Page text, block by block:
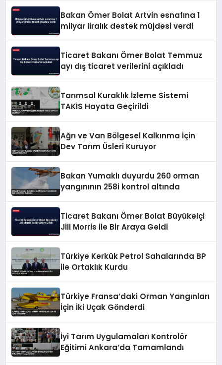
Bakan Ömer Bolat Artvin esnafına 1
milyar liralık destek müjdesi verdi
Ticaret Bakanı Ömer Bolat Temmuz
ayı dış ticaret verilerini açıkladı
Tarımsal Kuraklık İzleme Sistemi
TAKİS Hayata Geçirildi
Ağrı ve Van Bölgesel Kalkınma İçin
Dev Tarım Üsleri Kuruyor
Bakan Yumaklı duyurdu 260 orman
yangınının 258i kontrol altında
Ticaret Bakanı Ömer Bolat Büyükelçi
Jill Morris ile Bir Araya Geldi
Türkiye Kerkük Petrol Sahalarında BP
ile Ortaklık Kurdu
Türkiye Fransa’daki Orman Yangınları
İçin İki Uçak Gönderdi
İyi Tarım Uygulamaları Kontrolör
Eğitimi Ankara’da Tamamlandı